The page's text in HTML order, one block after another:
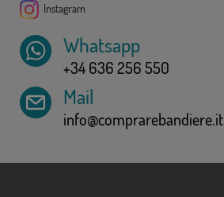
Instagram
Whatsapp
+34 636 256 550
Mail
info@comprarebandiere.it